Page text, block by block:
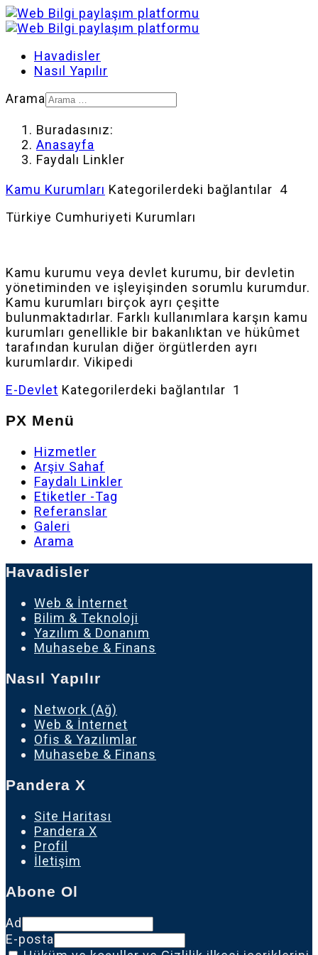
Havadisler
Nasıl Yapılır
Arama
Buradasınız:
Anasayfa
Faydalı Linkler
Kamu Kurumları Kategorilerdeki bağlantılar 4
Türkiye Cumhuriyeti Kurumları
Kamu kurumu veya devlet kurumu, bir devletin
yönetiminden ve işleyişinden sorumlu kurumdur.
Kamu kurumları birçok ayrı çeşitte
bulunmaktadırlar. Farklı kullanımlara karşın kamu
kurumları genellikle bir bakanlıktan ve hükûmet
tarafından kurulan diğer örgütlerden ayrı
kurumlardır. Vikipedi
E-Devlet Kategorilerdeki bağlantılar 1
PX Menü
Hizmetler
Arşiv Sahaf
Faydalı Linkler
Etiketler -Tag
Referanslar
Galeri
Arama
Havadisler
Web & İnternet
Bilim & Teknoloji
Yazılım & Donanım
Muhasebe & Finans
Nasıl Yapılır
Network (Ağ)
Web & İnternet
Ofis & Yazılımlar
Muhasebe & Finans
Pandera X
Site Haritası
Pandera X
Profil
İletişim
Abone Ol
Ad
E-posta